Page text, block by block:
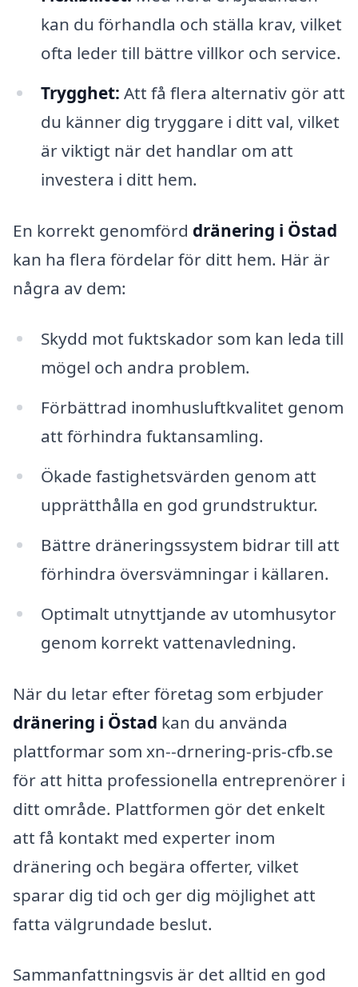
kan du förhandla och ställa krav, vilket
ofta leder till bättre villkor och service.
Trygghet: Att få flera alternativ gör att
du känner dig tryggare i ditt val, vilket
är viktigt när det handlar om att
investera i ditt hem.
En korrekt genomförd dränering i Östad
kan ha flera fördelar för ditt hem. Här är
några av dem:
Skydd mot fuktskador som kan leda till
mögel och andra problem.
Förbättrad inomhusluftkvalitet genom
att förhindra fuktansamling.
Ökade fastighetsvärden genom att
upprätthålla en god grundstruktur.
Bättre dräneringssystem bidrar till att
förhindra översvämningar i källaren.
Optimalt utnyttjande av utomhusytor
genom korrekt vattenavledning.
När du letar efter företag som erbjuder
dränering i Östad kan du använda
plattformar som xn--drnering-pris-cfb.se
för att hitta professionella entreprenörer i
ditt område. Plattformen gör det enkelt
att få kontakt med experter inom
dränering och begära offerter, vilket
sparar dig tid och ger dig möjlighet att
fatta välgrundade beslut.
Sammanfattningsvis är det alltid en god